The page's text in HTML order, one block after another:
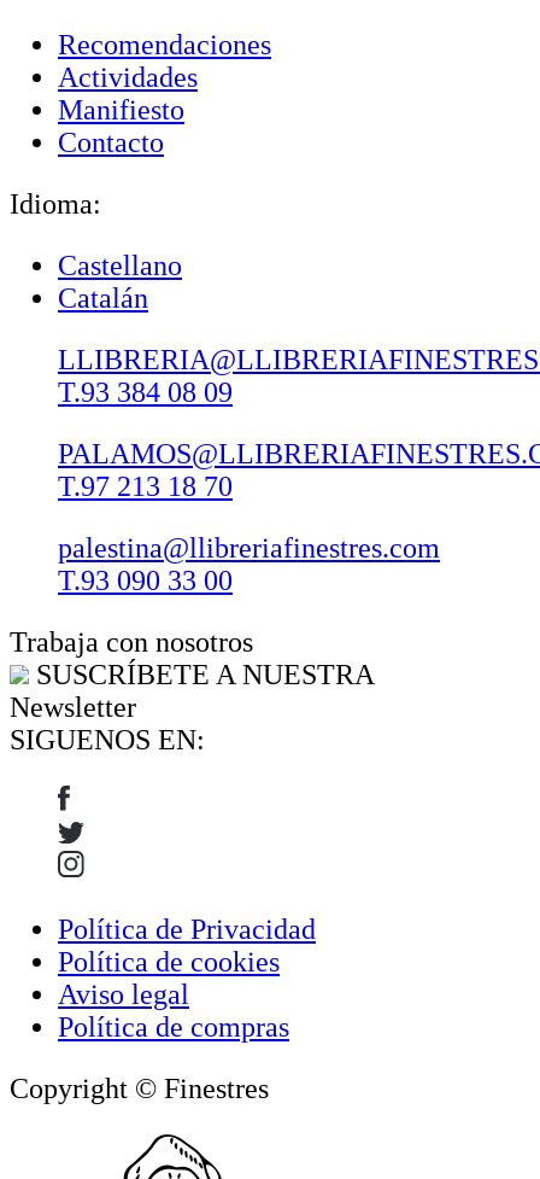
Recomendaciones
Actividades
Manifiesto
Contacto
Idioma:
Castellano
Catalán
T.93 384 08 09
T.97 213 18 70
palestina@llibreriafinestres.com
T.93 090 33 00
Trabaja con nosotros
SUSCRÍBETE A NUESTRA
Newsletter
SIGUENOS EN:
Política de Privacidad
Política de cookies
Aviso legal
Política de compras
Copyright © Finestres